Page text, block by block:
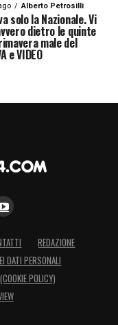
Alberto Petrosilli
solo la Nazionale. Vi
dietro le quinte
male del
e VIDEO
REDAZIONE
DATI PERSONALI
POLICY)